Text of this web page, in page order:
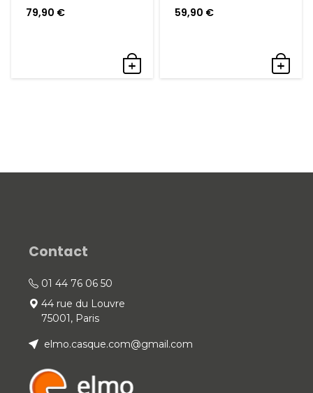
79,90 € 59,90 €
Contact
01 44 76 06 50
44 rue du Louvre
75001, Paris
elmo.casque.com@gmail.com